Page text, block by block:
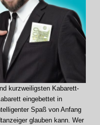
kurzweiligsten Kabarett-
eingebettet in
Spaß von Anfang
glauben kann. Wer